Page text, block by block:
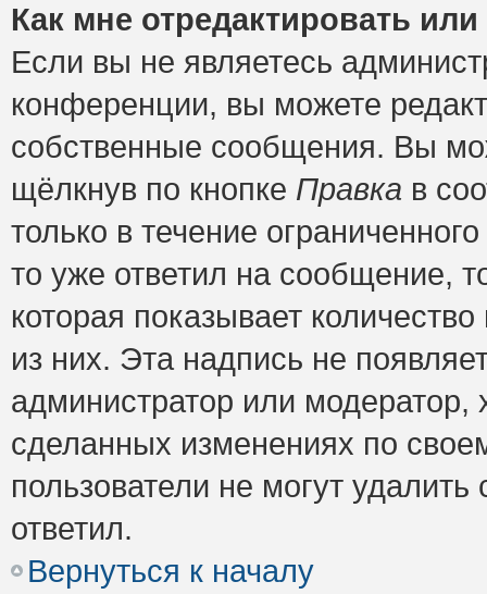
Как мне отредактировать
Если вы не являетесь
конференции, вы можете
собственные сообщения. Вы
щёлкнув по кнопке Правка в
только в течение
то уже ответил на сообщение,
которая показывает
из них. Эта надпись не
администратор или модератор,
сделанных изменениях по
пользователи не могут
ответил.
Вернуться к началу